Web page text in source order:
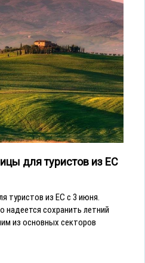
для туристов из ЕС
туристов из ЕС с 3 июня.
надеется сохранить летний
из основных секторов